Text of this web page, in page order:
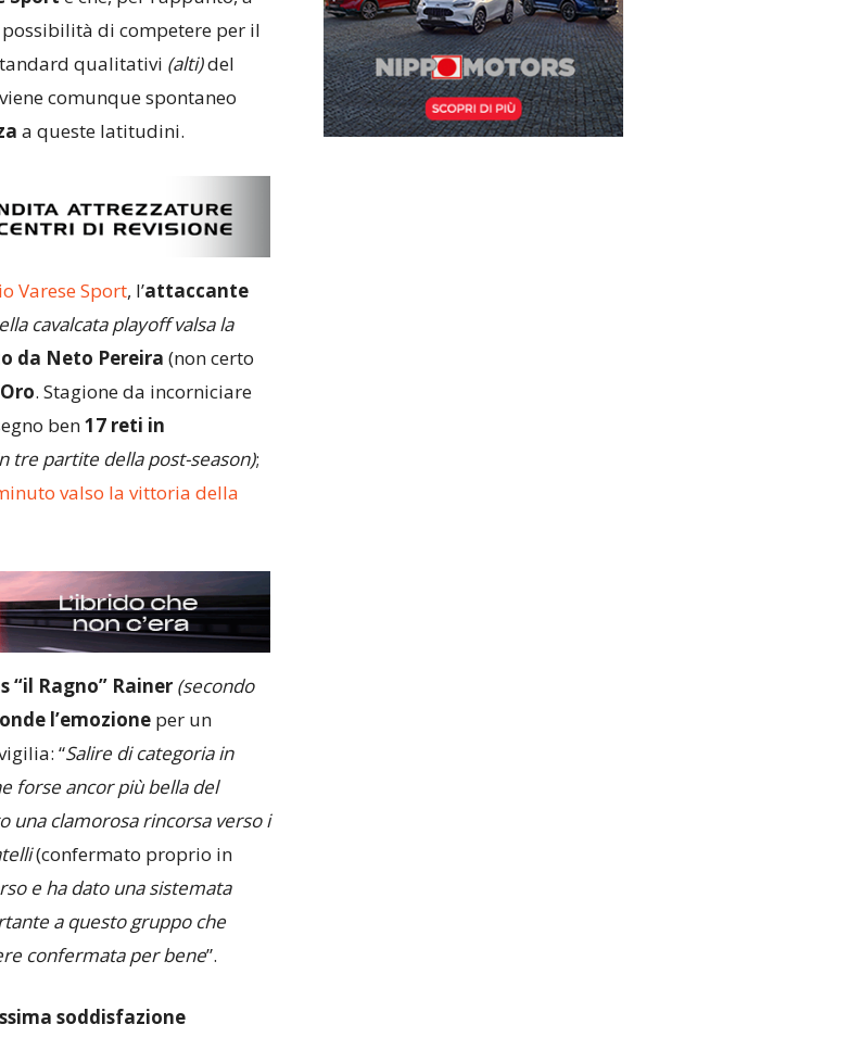
di competere per il
qualitativi (alti)del
comunque spontaneo
a queste latitudini.
Varese Sport, l’attaccante
cavalcata playoff valsa la
da Neto Pereira (non certo
. Stagione da incorniciare
ben17 reti in
tre partite della post-season);
valso la vittoria della
“il Ragno” Rainer (secondo
l’emozioneper un
“Salire di categoria in
forse ancor più bella del
una clamorosa rincorsa verso i
(confermato proprio in
e ha dato una sistemata
a questo gruppo che
confermata per bene”.
soddisfazione